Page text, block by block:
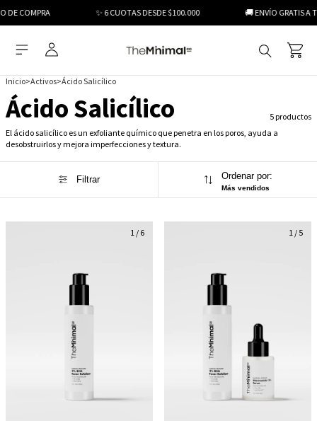
DE COMPRA ✨ 6 CUOTAS DESDE $100.000 🚚 ENVÍO GRATIS A
Inicio>Activos>Ácido Salicílico
Ácido Salicílico
5 productos
El ácido salicílico es un exfoliante químico que penetra en los poros, ayuda a
desobstruirlos y mejora imperfecciones y textura.
Filtrar Ordenar por:
Más vendidos
1 / 6 1 / 5